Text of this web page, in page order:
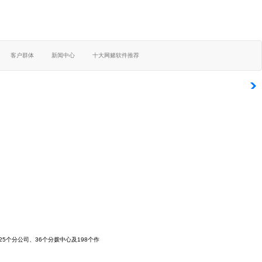
客户群体 新闻中心 十大网赌软件推荐
个分公司、36个分拨中心及198个作